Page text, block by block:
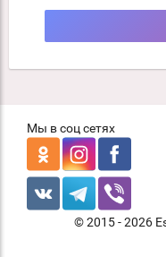
Мы в соц сетях
© 2015 - 2026